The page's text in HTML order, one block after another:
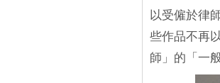
以受僱於律
些作品不再
師」的「一